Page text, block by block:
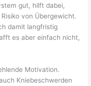
gut, hilft dabei,
von Übergewicht.
damit langfristig
es aber einfach nicht,
Motivation.
Kniebeschwerden